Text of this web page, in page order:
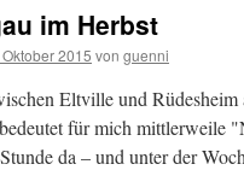
im Herbst
2015 von guenni
Eltville und
für mich mittlerweile
da – und unter der